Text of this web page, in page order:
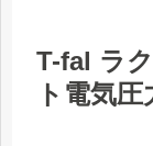
T-fal ラ
ト電気圧